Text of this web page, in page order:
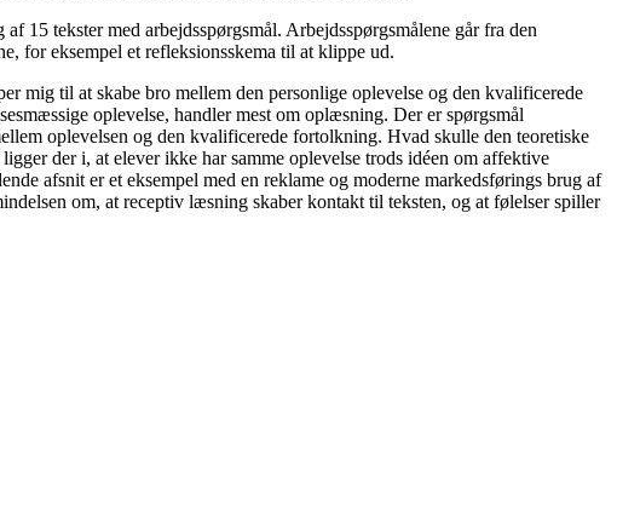
15 tekster med arbejdsspørgsmål. Arbejdsspørgsmålene går fra den
for eksempel et refleksionsskema til at klippe ud.
mig til at skabe bro mellem den personlige oplevelse og den kvalificerede
oplevelse, handler mest om oplæsning. Der er spørgsmål
oplevelsen og den kvalificerede fortolkning. Hvad skulle den teoretiske
der i, at elever ikke har samme oplevelse trods idéen om affektive
afsnit er et eksempel med en reklame og moderne markedsførings brug af
om, at receptiv læsning skaber kontakt til teksten, og at følelser spiller